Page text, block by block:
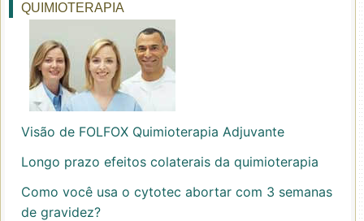
QUIMIOTERAPIA
Visão de FOLFOX Quimioterapia Adjuvante
Longo prazo efeitos colaterais da quimioterapia
Como você usa o cytotec abortar com 3 semanas
de gravidez?